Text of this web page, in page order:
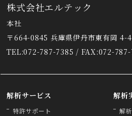
株式会社エルテック
本社
〒664-0845 兵庫県伊丹市東有岡 4-
TEL:072-787-7385 / FAX:072-787-
解析サービス
特許サポート
解析
解